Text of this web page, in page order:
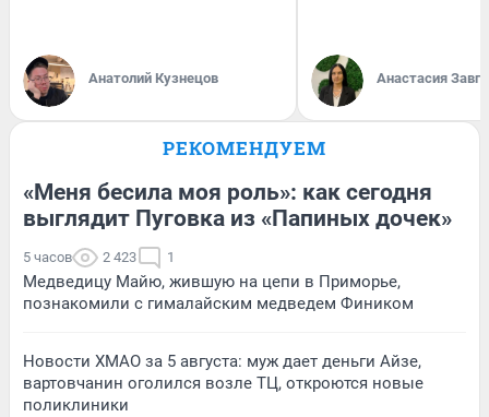
Анатолий Кузнецов Анастасия
РЕКОМЕНДУЕМ
«Меня бесила моя роль»: как сегодня
выглядит Пуговка из «Папиных дочек»
5 часов 2 423 1
Медведицу Майю, жившую на цепи в Приморье,
познакомили с гималайским медведем Фиником
Новости ХМАО за 5 августа: муж дает деньги Айзе,
вартовчанин оголился возле ТЦ, откроются новые
поликлиники